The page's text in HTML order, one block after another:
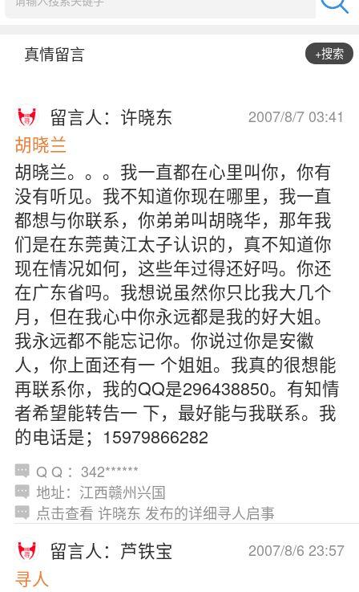
+搜索
真情留言
2007/8/7 03:41
留言人：许晓东
胡晓兰
胡晓兰。。。我一直都在心里叫你，你有
没有听见。我不知道你现在哪里，我一直
都想与你联系，你弟弟叫胡晓华，那年我
们是在东莞黄江太子认识的，真不知道你
现在情况如何，这些年过得还好吗。你还
在广东省吗。我想说虽然你只比我大几个
月，但在我心中你永远都是我的好大姐。
我永远都不能忘记你。你说过你是安徽
人，你上面还有一 个姐姐。我真的很想能
再联系你，我的QQ是296438850。有知情
者希望能转告一 下，最好能与我联系。我
的电话是；15979866282
Q Q ：342******
地址：江西赣州兴国
点击查看 许晓东 发布的详细寻人启事
2007/8/6 23:57
留言人：芦铁宝
寻人